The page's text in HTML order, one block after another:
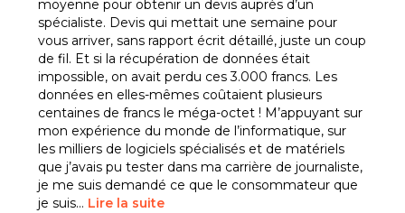
moyenne pour obtenir un devis auprès d’un
spécialiste. Devis qui mettait une semaine pour
vous arriver, sans rapport écrit détaillé, juste un coup
de fil. Et si la récupération de données était
impossible, on avait perdu ces 3.000 francs. Les
données en elles-mêmes coûtaient plusieurs
centaines de francs le méga-octet ! M’appuyant sur
mon expérience du monde de l’informatique, sur
les milliers de logiciels spécialisés et de matériels
que j’avais pu tester dans ma carrière de journaliste,
je me suis demandé ce que le consommateur que
je suis… Lire la suite